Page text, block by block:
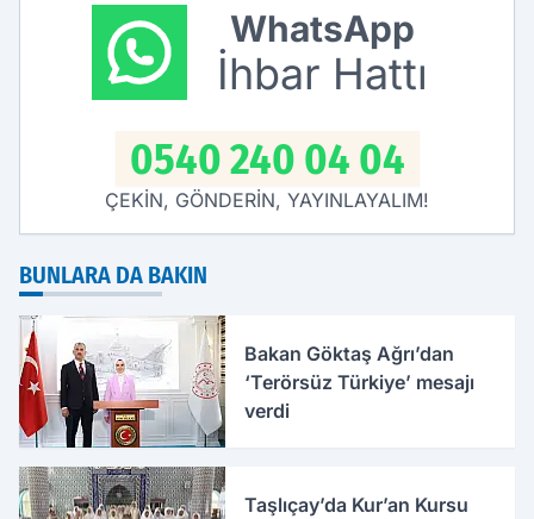
WhatsApp
İhbar Hattı
0540 240 04 04
ÇEKİN, GÖNDERİN, YAYINLAYALIM!
BUNLARA DA BAKIN
Bakan Göktaş Ağrı’dan
‘Terörsüz Türkiye’ mesajı
verdi
Taşlıçay’da Kur’an Kursu